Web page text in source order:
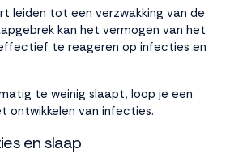
leiden tot een verzwakking van de
kan het vermogen van het
te reageren op infecties en
te weinig slaapt, loop je een
ontwikkelen van infecties.
en slaap